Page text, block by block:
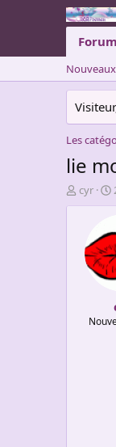
Les
lie
A
u
cyr
d